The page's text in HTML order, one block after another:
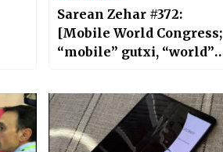
Sarean Zehar #372:
[Mobile World Congress;
“mobile” gutxi, “world”